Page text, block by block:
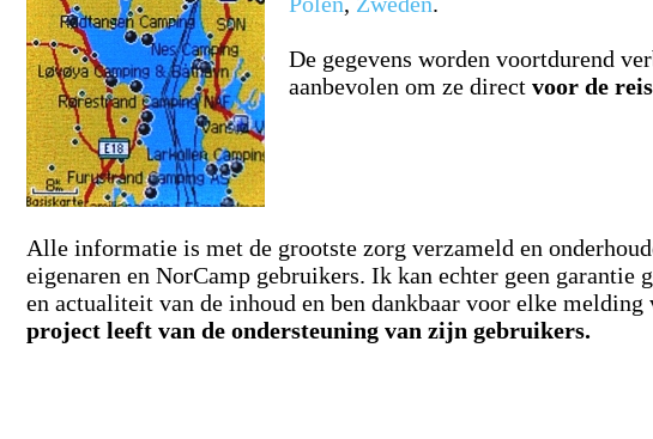
De gegevens worden voortdurend
aanbevolen om ze direct voor de
Alle informatie is met de grootste zorg verzameld en
eigenaren en NorCamp gebruikers. Ik kan echter geen
en actualiteit van de inhoud en ben dankbaar voor elke
project leeft van de ondersteuning van zijn gebruikers.